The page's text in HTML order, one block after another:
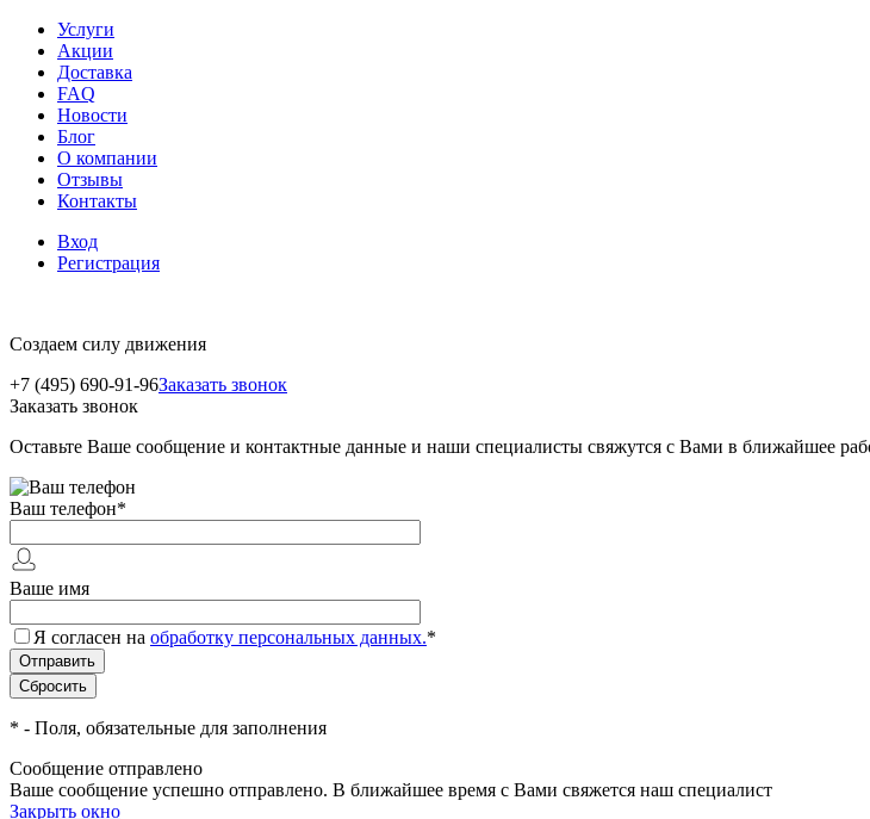
Услуги
Акции
Доставка
FAQ
Новости
Блог
О компании
Отзывы
Контакты
Вход
Регистрация
Создаем силу движения
+7 (495) 690-91-96Заказать звонок
Заказать звонок
Оставьте Ваше сообщение и контактные данные и наши специалисты свяжутся с Вами в ближайшее
Ваш телефон*
Ваше имя
Я согласен на обработку персональных данных.*
* - Поля, обязательные для заполнения
Сообщение отправлено
Ваше сообщение успешно отправлено. В ближайшее время с Вами свяжется наш специалист
Закрыть окно